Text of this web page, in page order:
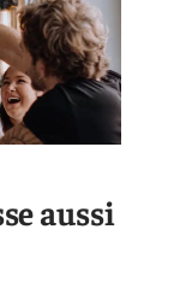
aussi